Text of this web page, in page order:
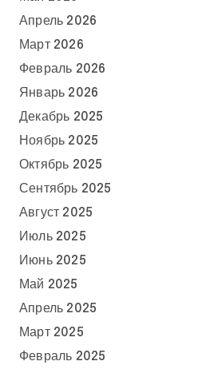
Апрель 2026
Март 2026
Февраль 2026
Январь 2026
Декабрь 2025
Ноябрь 2025
Октябрь 2025
Сентябрь 2025
Август 2025
Июль 2025
Июнь 2025
Май 2025
Апрель 2025
Март 2025
Февраль 2025